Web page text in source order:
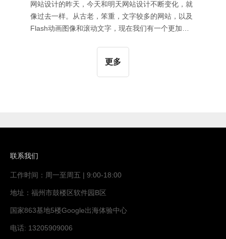
网站设计的昨天，今天和明天网站设计不断变化，就
像过去一样。从古老，笨重，文字较多的网站，以及
Flash动画图像和滚动文字，现在我们有一个更加复
的诱饵，然后以他们彻底享受的方式挂钩您的观众。
过去的网站让我们来看看“回到未来”的历程，看一下
更多
联系我们
工作时间：周一至周五 | 9:00-18:00
地址：福州市鼓楼区软件园B区
国家863基地5楼Google出海体验中心
电话: 13205909006